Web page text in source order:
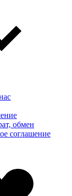
обмен
соглашение